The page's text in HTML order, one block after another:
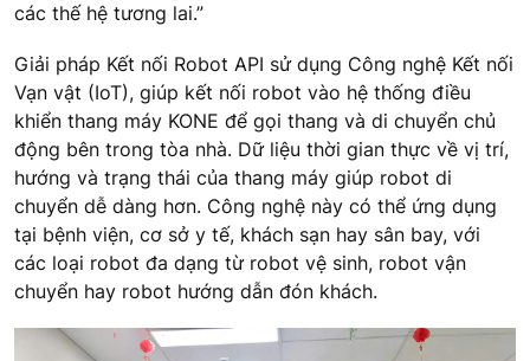
các thế hệ tương lai.”
Giải pháp Kết nối Robot API sử dụng Công nghệ Kết nối
Vạn vật (IoT), giúp kết nối robot vào hệ thống điều
khiển thang máy KONE để gọi thang và di chuyển chủ
động bên trong tòa nhà. Dữ liệu thời gian thực về vị trí,
hướng và trạng thái của thang máy giúp robot di
chuyển dễ dàng hơn. Công nghệ này có thể ứng dụng
tại bệnh viện, cơ sở y tế, khách sạn hay sân bay, với
các loại robot đa dạng từ robot vệ sinh, robot vận
chuyển hay robot hướng dẫn đón khách.